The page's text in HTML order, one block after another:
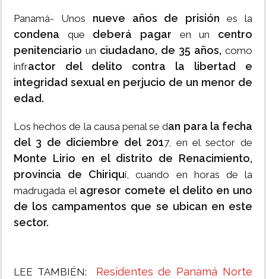
Panamá- Unos nueve años de prisión es la
condena que deberá pagar en un centro
penitenciario un ciudadano, de 35 años, como
infractor del delito contra la libertad e
integridad sexual en perjucio de un menor de
edad.
Los hechos de la causa penal se dan para la fecha
del 3 de diciembre del 2017, en el sector de
Monte Lirio en el distrito de Renacimiento,
provincia de Chiriquí, cuando en horas de la
madrugada el agresor comete el delito en uno
de los campamentos que se ubican en este
sector.
LEE TAMBIÉN: Residentes de Panamá Norte